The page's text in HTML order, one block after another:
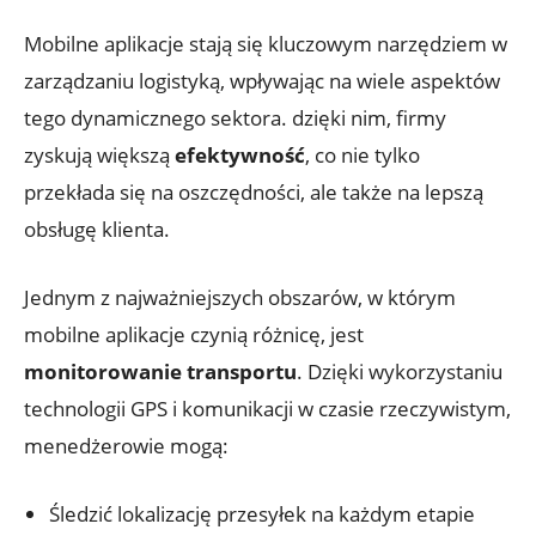
Mobilne aplikacje stają się kluczowym narzędziem w
zarządzaniu logistyką, wpływając ⁢na wiele aspektów
tego dynamicznego sektora. dzięki nim, firmy
zyskują większą efektywność, co nie⁢ tylko
przekłada się na⁢ oszczędności, ale także na lepszą
obsługę ⁣klienta.
Jednym z najważniejszych obszarów, w którym
mobilne aplikacje czynią różnicę, jest
monitorowanie transportu. Dzięki wykorzystaniu⁣
technologii GPS i komunikacji w czasie rzeczywistym,
menedżerowie mogą:
Śledzić lokalizację przesyłek na każdym etapie